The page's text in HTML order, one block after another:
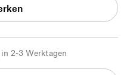
2-3 Werktagen